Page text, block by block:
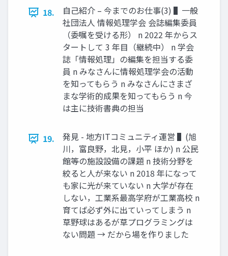
18.
⾃⼰紹介 – 今までのお仕事(3) ▌⼀般
社団法⼈ 情報処理学会 会誌編集委員
（委嘱を受ける形） n 2022 年からス
タートして 3 年⽬（継続中） n 学会
誌「情報処理」の編集を担当する委
員 n みなさんに情報処理学会の活動
を知ってもらう n みなさんにさまざ
まな学術的成果を知ってもらう n 今
は主に技術書典の担当
19.
発⾒ - 地⽅ITコミュニティ運営 ▌(旭
川，富良野，北⾒，⼩平 ほか) n 公⺠
館等の施設設備の課題 n 技術分野を
絞ると⼈が来ない n 2018 年になって
も家に光が来ていない n ⼤学が存在
しない，⼯業系最⾼学府が⼯業⾼校 n
育てば必ず外に出ていってしまう n
草野球はあるが草プログラミングは
ない問題 → だから場を作りました